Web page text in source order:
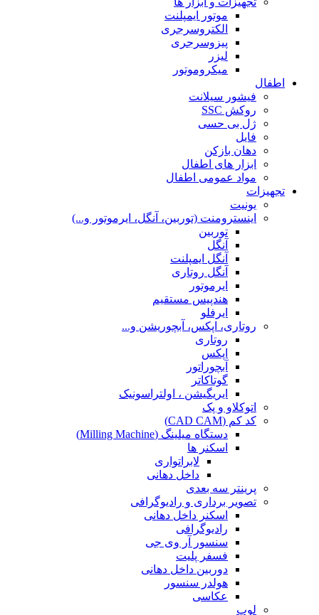
موتور ایمپلنت
الکتروسرجری
پیزوسرجری
لیزر
میکروموتور
اطفال
فیشور سیلانت
روکش SSC
ژل بی حسی
فایل
دهان بازکن
ابزار های اطفال
مواد عمومی اطفال
تجهیزات
یونیت
اینسترومنت (توربین، آنگل، ایرموتور و...)
توربین
آنگل
آنگل ایمپلنت
آنگل روتاری
ایرموتور
هندپیس مستقیم
ایرفلو
روتاری، اپکس، آبچوریشن و...
روتاری
اپکس
آبچوراتور
گوتاکاتر
ایریگیشن ، اولتراسونیک
اتوکلاو و پک
کد کم (CAD CAM)
دستگاه میلینگ (Milling Machine)
اسکنر ها
لابراتواری
داخل دهانی
پرینتر سه بعدی
تصویر برداری و رادیوگرافی
اسکنر داخل دهانی
رادیوگرافی
سنسور آر وی جی
فسفر پلیت
دوربین داخل دهانی
هولدر سنسور
عکاسی
لوپ